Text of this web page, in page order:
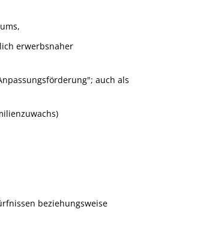
erwerbsnaher
auch als
beziehungsweise